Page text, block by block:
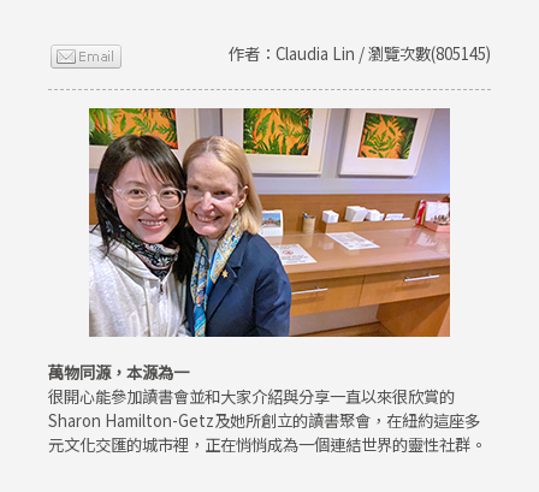
作者：Claudia Lin / 瀏覽次數(805145)
萬物同源，本源為一
很開心能參加讀書會並和大家介紹與分享一直以來很欣賞的
Sharon Hamilton-Getz及她所創立的讀書聚會，在紐約這座多
元文化交匯的城市裡，正在悄悄成為一個連結世界的靈性社群。